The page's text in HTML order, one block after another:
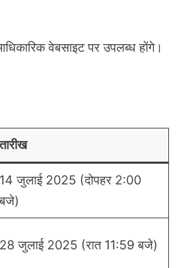
वेबसाइट पर उपलब्ध होंगे।
14 जुलाई 2025 (दोपहर 2:00
28 जुलाई 2025 (रात 11:59 बजे)